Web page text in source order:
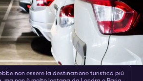
non essere la destinazione turistica più